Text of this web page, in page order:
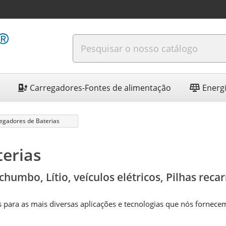
Carregadores-Fontes de alimentação
de Baterias
Lítio, veículos elétricos, Pilhas
as mais diversas aplicações e tecnologias que nós